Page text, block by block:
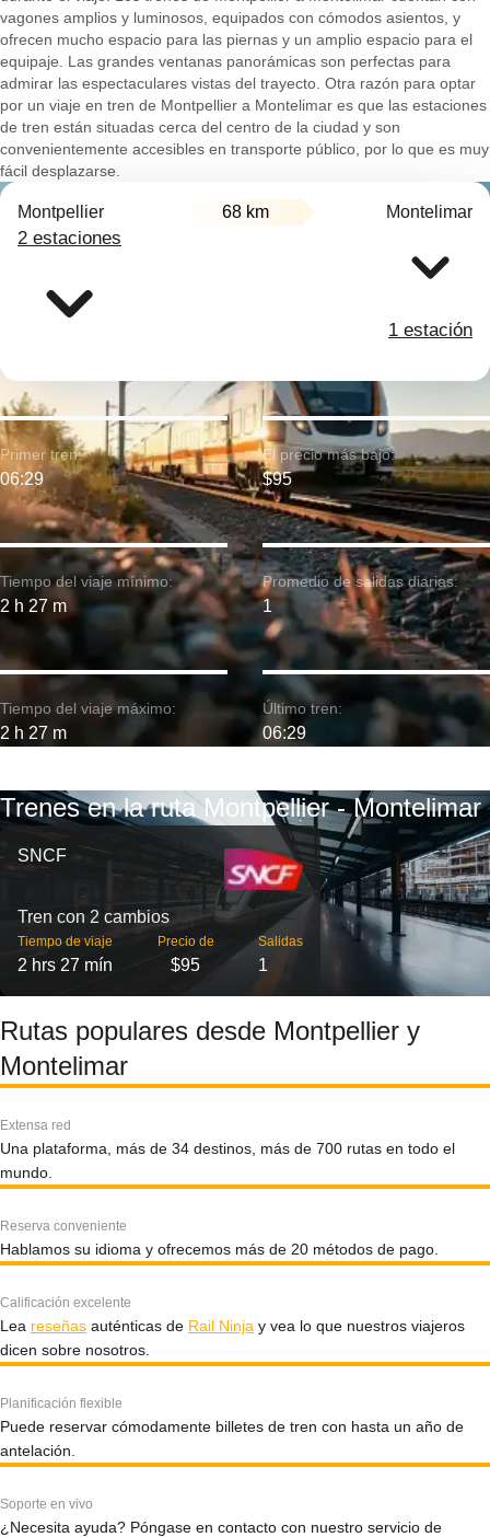
vagones amplios y luminosos, equipados con cómodos asientos, y
ofrecen mucho espacio para las piernas y un amplio espacio para el
equipaje. Las grandes ventanas panorámicas son perfectas para
admirar las espectaculares vistas del trayecto. Otra razón para optar
por un viaje en tren de Montpellier a Montelimar es que las estaciones
de tren están situadas cerca del centro de la ciudad y son
convenientemente accesibles en transporte público, por lo que es muy
fácil desplazarse.
Montpellier 68 km Montelimar
2 estaciones
1 estación
Tiempo del viaje mínimo:
2 h 27 m
Primer tren:
06:29
Tiempo del viaje máximo:
2 h 27 m
El precio más bajo:
$95
Promedio de salidas diarias:
1
Último tren:
06:29
Trenes en la ruta Montpellier - Montelimar
SNCF
Tren con 2 cambios
Tiempo de viaje
2 hrs 27 mín
Precio de
$95
Salidas
1
Rutas populares desde Montpellier y
Montelimar
Extensa red
Una plataforma, más de 34 destinos, más de 700 rutas en todo el
mundo.
Reserva conveniente
Hablamos su idioma y ofrecemos más de 20 métodos de pago.
Calificación excelente
Lea reseñas auténticas de Rail Ninja y vea lo que nuestros viajeros
dicen sobre nosotros.
Planificación flexible
Puede reservar cómodamente billetes de tren con hasta un año de
antelación.
Soporte en vivo
¿Necesita ayuda? Póngase en contacto con nuestro servicio de